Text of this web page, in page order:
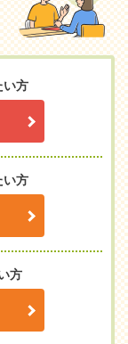
い方
い方
方